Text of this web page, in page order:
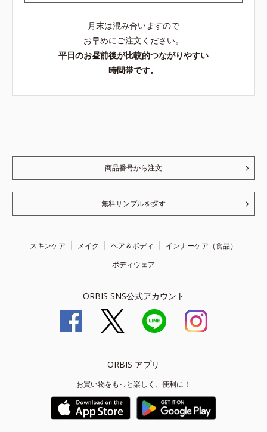
月末は混み合いますので
お早めにご注文ください。
平日のお昼前後が比較的つながりやすい
時間帯です。
商品番号から注文
無料サンプルを探す
スキンケア メイク ヘア＆ボディ
インナーケア（食品）
ボディウェア
ORBIS SNS公式アカウント
ORBIS アプリ
お買い物をもっと楽しく、便利に！